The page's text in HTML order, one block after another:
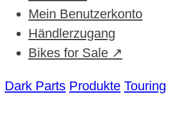
Mein Benutzerkonto
Händlerzugang
Bikes for Sale ↗
Dark Parts Produkte Touring